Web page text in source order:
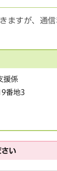
ますが、通信
援係
番地3
さい